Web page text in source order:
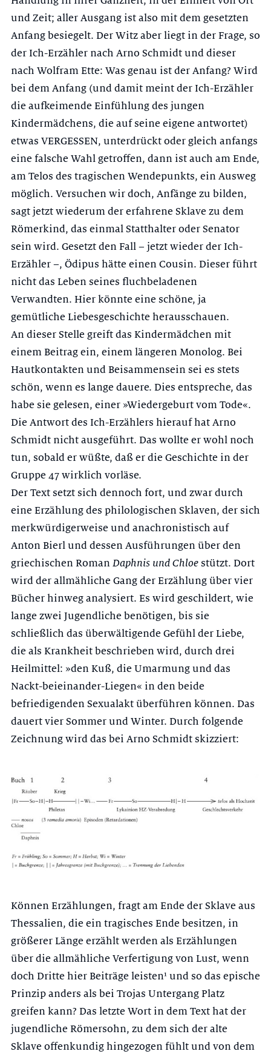
und Zeit; aller Ausgang ist also mit dem gesetzten
Anfang besiegelt. Der Witz aber liegt in der Frage, so
der Ich-Erzähler nach Arno Schmidt und dieser
nach Wolfram Ette: Was genau ist der Anfang? Wird
bei dem Anfang (und damit meint der Ich-Erzähler
die aufkeimende Einfühlung des jungen
Kindermädchens, die auf seine eigene antwortet)
etwas VERGES­SEN, unterdrückt oder gleich anfangs
eine falsche Wahl getroffen, dann ist auch am Ende,
am Telos des tragischen Wendepunkts, ein Ausweg
möglich. Versuchen wir doch, Anfänge zu bilden,
sagt jetzt wiederum der erfahrene Sklave zu dem
Römerkind, das einmal Statthalter oder Senator
sein wird. Gesetzt den Fall – jetzt wieder der Ich-
Erzähler –, Ödipus hätte einen Cousin. Dieser führt
nicht das Leben seines fluchbeladenen
Verwandten. Hier könnte eine schöne, ja
gemütliche Liebesgeschichte herausschauen.
An dieser Stelle greift das Kindermädchen mit
einem Beitrag ein, einem län­geren Monolog. Bei
Hautkontakten und Beisammensein sei es stets
schön, wenn es lange dauere. Dies entspreche, das
habe sie gelesen, einer »Wieder­geburt vom Tode«.
Die Antwort des Ich-Erzählers hierauf hat Arno
Schmidt nicht ausgeführt. Das wollte er wohl noch
tun, sobald er wüßte, daß er die Geschichte in der
Gruppe 47 wirklich vorläse.
Der Text setzt sich dennoch fort, und zwar durch
eine Erzählung des philolo­gischen Sklaven, der sich
merkwürdigerweise und anachronistisch auf
Anton Bierl und dessen Ausführungen über den
griechischen RomanDaphnis und Chloestützt. Dort
wird der allmähliche Gang der Erzählung über vier
Bücher hinweg analysiert. Es wird geschildert, wie
lange zwei Jugendliche benötigen, bis sie
schließlich das überwältigende Gefühl der Liebe,
die als Krankheit beschrieben wird, durch drei
Heilmittel: »den Kuß, die Umarmung und das
Nackt-beieinander-Liegen« in den beide
befriedigenden Sexualakt überfüh­ren können. Das
dauert vier Sommer und Winter. Durch folgende
Zeichnung wird das bei Arno Schmidt skizziert:
Können Erzählungen, fragt am Ende der Sklave aus
Thessalien, die ein tragi­sches Ende besitzen, in
größerer Länge erzählt werden als Erzählungen
über die allmähliche Verfertigung von Lust, wenn
doch Dritte hier Beiträge lei­sten¹ und so das epische
Prinzip anders als bei Trojas Untergang Platz
greifen kann? Das letzte Wort in dem Text hat der
jugendliche Römersohn, zu dem sich der alte
Sklave offenkundig hingezogen fühlt und von dem